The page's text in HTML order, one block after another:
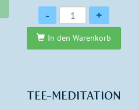
- +
In den Warenkorb
TEE-MEDITATION